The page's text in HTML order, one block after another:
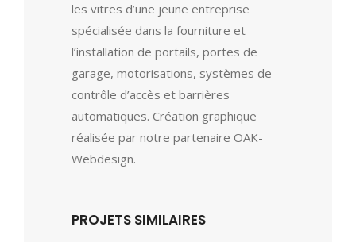
les vitres d’une jeune entreprise
spécialisée dans la fourniture et
l’installation de portails, portes de
garage, motorisations, systèmes de
contrôle d’accès et barrières
automatiques. Création graphique
réalisée par notre partenaire OAK-
Webdesign.
PROJETS SIMILAIRES